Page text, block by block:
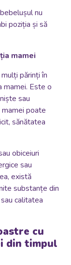
nu
poziția și să
mamei
părinți în
Este o
sau
poate
sănătatea
obiceiuri
sau
există
substanțe din
calitatea
cu
din timpul